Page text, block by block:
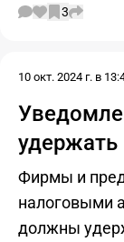
3
10 окт. 2024 г. в
Фирмы и
налоговыми
должны